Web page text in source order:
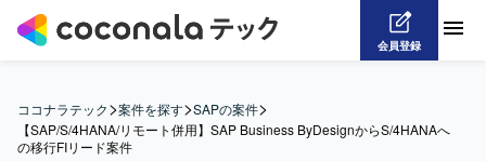
会員登録
ココナラテック>案件を探す>SAPの案件>
【SAP/S/4HANA/リモート併用】SAP Business ByDesignからS/4HANAへ
の移行FIリード案件